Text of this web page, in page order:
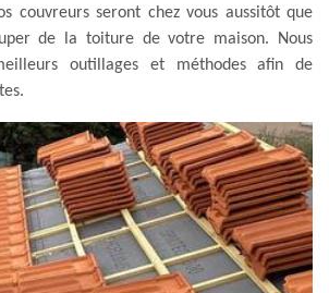
couvreurs seront chez vous aussitôt que
de la toiture de votre maison. Nous
outillages et méthodes afin de